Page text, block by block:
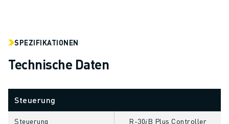
LACKIEREN
PALETTIEREN
VISION INSPEKTION
DRAHTERODIERMASCHINE
FALLBEISPIELE
SPEZIFIKATIONEN
Technische Daten
Steuerung
Steuerung R-30𝑖B Plus Controller